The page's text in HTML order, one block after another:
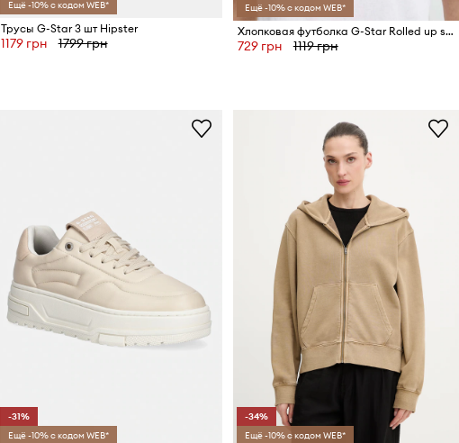
Ещё -10% с кодом WEB*
Трусы G-Star 3 шт Hipster
1179 грн 1799 грн
Ещё -10% с кодом WEB*
Хлопковая футболка G-Star Rolled up sl BF
729 грн 1119 грн
-31%
Ещё -10% с кодом WEB*
-34%
Ещё -10% с кодом WEB*